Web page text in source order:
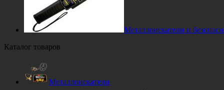
Металлоискатели и
Каталог товаров
Металлоискатели